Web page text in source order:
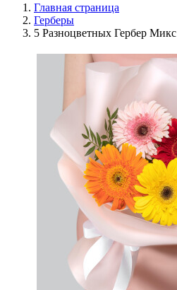
Главная страница
Герберы
5 Разноцветных Гербер Микс